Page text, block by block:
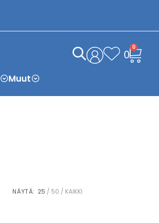
0
0
Muut
NÄYTÄ: 25 50 KAIKKI